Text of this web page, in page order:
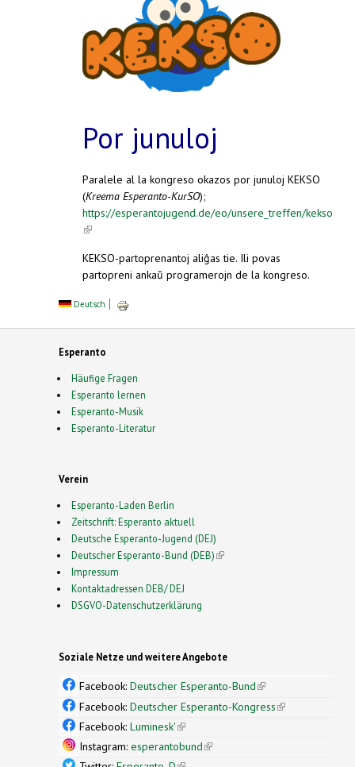
Por junuloj
Paralele al la kongreso okazos por junuloj KEKSO
(Kreema Esperanto-KurSO);
https://esperantojugend.de/eo/unsere_treffen/kekso
(link is external)
KEKSO-partoprenantoj aliĝas tie. Ili povas
partopreni ankaŭ programerojn de la kongreso.
Deutsch
Esperanto
Häufige Fragen
Esperanto lernen
Esperanto-Musik
Esperanto-Literatur
Verein
Esperanto-Laden Berlin
Zeitschrift: Esperanto aktuell
Deutsche Esperanto-Jugend (DEJ)
Deutscher Esperanto-Bund (DEB)(link is external)
Impressum
Kontaktadressen DEB/ DEJ
DSGVO-Datenschutzerklärung
Soziale Netze und weitere Angebote
Facebook: Deutscher Esperanto-Bund(link is
external)
Facebook: Deutscher Esperanto-Kongress(link is
Facebook: Luminesk'(link is external)
Instagram: esperantobund(link is external)